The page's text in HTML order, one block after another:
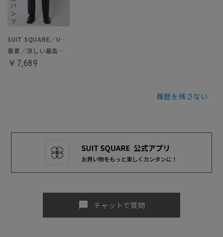
SUIT SQUARE／UNIVERSAL LANGUAGE
春夏／涼しい最高パンツ
￥7,689
履歴を残さない
sms チャットで質問